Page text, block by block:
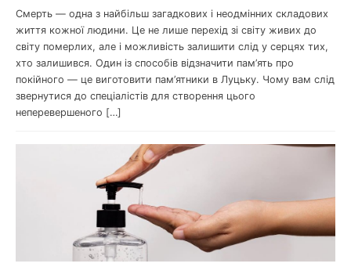
Смерть — одна з найбільш загадкових і неодмінних складових
життя кожної людини. Це не лише перехід зі світу живих до
світу померлих, але і можливість залишити слід у серцях тих,
хто залишився. Один із способів відзначити пам’ять про
покійного — це виготовити пам’ятники в Луцьку. Чому вам слід
звернутися до спеціалістів для створення цього
неперевершеного […]